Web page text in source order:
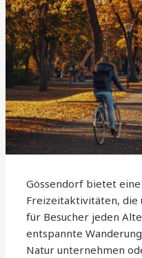
Gössendorf bietet
Freizeitaktivitäten, die
für Besucher jeden
entspannte
Natur unternehmen